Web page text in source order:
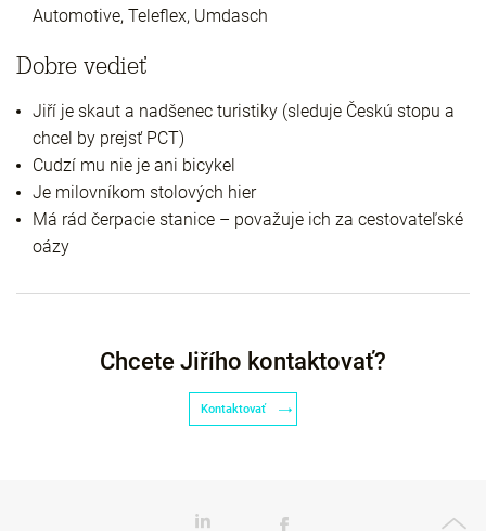
Automotive, Teleflex, Umdasch
Dobre vedieť
Jiří je skaut a nadšenec turistiky (sleduje Českú stopu a
chcel by prejsť PCT)
Cudzí mu nie je ani bicykel
Je milovníkom stolových hier
Má rád čerpacie stanice – považuje ich za cestovateľské
oázy
Chcete Jiřího kontaktovať?
Kontaktovať